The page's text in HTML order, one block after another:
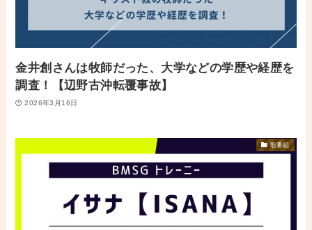
金井創さんは牧師だった、大学などの学歴や経歴を
調査！【辺野古沖転覆事故】
2026年3月16日
歌番組